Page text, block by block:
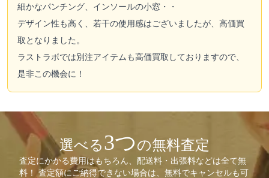
細かなパンチング、インソールの小窓・・
デザイン性も高く、若干の使用感はございましたが、高価買
取となりました。
ラストラボでは別注アイテムも高価買取しておりますので、
是非この機会に！
選べる3つの無料査定
査定にかかる費用はもちろん、配送料・出張料などは全て無
料！ 査定額にご納得できない場合は、無料でキャンセルも可